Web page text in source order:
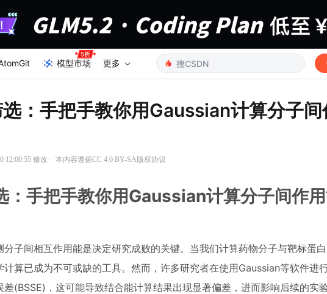
模型市场 更多
：手把手教你用Gaussian计算分子
12:00:55 修改· 本内容遵循CC 4.0 BY-SA版权协议
：手把手教你用Gaussian计算分子间作
子间相互作用能是决定研究成败的关键。当我们计算药物分子与靶标蛋
算已成为不可或缺的工具。然而，许多研究者在使用Gaussian等软件进
，这可能导致结合能计算结果出现显著偏差，进而影响后续的实验